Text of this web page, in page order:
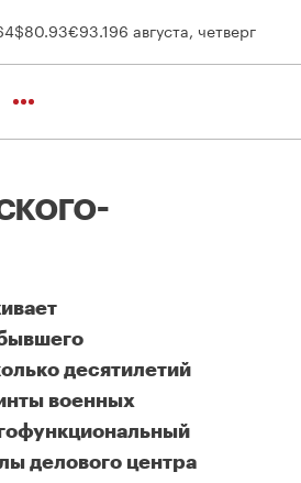
$80.93€93.196 августа, четверг
десятилетий
военных
делового центра